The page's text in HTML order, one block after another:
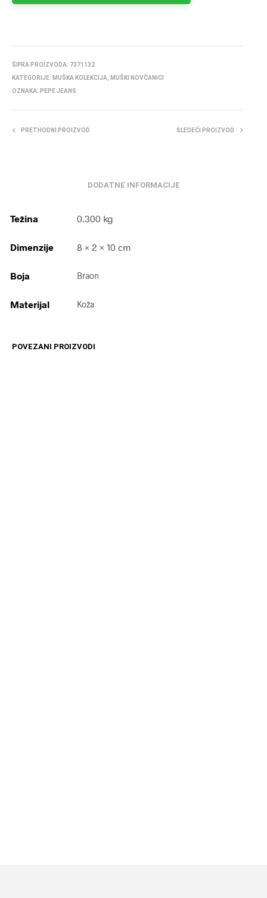
ŠIFRA PROIZVODA: 7371132
KATEGORIJE: MUŠKA KOLEKCIJA
MUŠKI NOVČANICI
OZNAKA: PEPE JEANS
PRETHODNI PROIZVOD SLEDEĆI PROIZVOD
DODATNE INFORMACIJE
Težina 0.300 kg
Dimenzije 8 × 2 × 10 cm
Boja Braon
Materijal Koža
POVEZANI PROIZVODI